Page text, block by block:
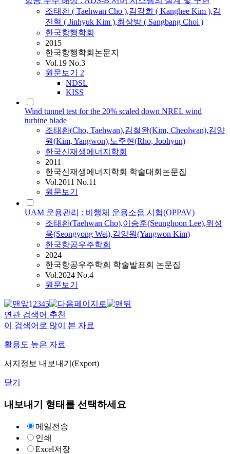
조태환 ( Taehwan Cho ),김강희 ( Kanghee Kim ),김
진혁 ( Jinhyuk Kim ),최상방 ( Sangbang Choi )
한국항행학회
2015
한국항행학회논문지
Vol.19 No.3
원문보기 2
NDSL
KISS
Wind tunnel test for the 20% scaled down NREL wind
turbine blade
조태환(Cho, Taehwan),김철완(Kim, Cheolwan),김양
원(Kim, Yangwon),노주현(Rho, Joohyun)
한국신재생에너지학회
2011
한국신재생에너지학회 학술대회논문집
Vol.2011 No.11
원문보기
UAM 운용관리 : 비행체 운용소음 시험(OPPAV)
조태환(Taehwan Cho),이승훈(Seunghoon Lee),위성
용(Seongyong Wei),김양원(Yangwon Kim)
한국항공우주학회
2024
한국항공우주학회 학술발표회 논문집
Vol.2024 No.4
원문보기
12345
연관 검색어 추천
이 검색어로 많이 본 자료
활용도 높은 자료
서지정보 내보내기(Export)
닫기
내보내기 형태를 선택하세요
메일전송
인쇄
Excel저장